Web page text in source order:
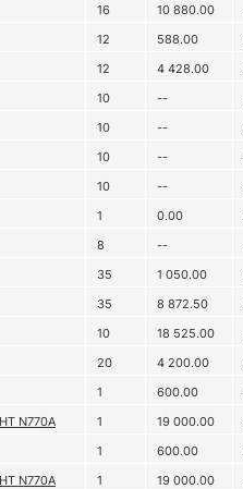
16 10 880.00
12 588.00
12 4 428.00
10 --
10 --
10 --
10 --
1 0.00
8 --
35 1 050.00
35 8 872.50
10 18 525.00
20 4 200.00
1 600.00
N770A 1 19 000.00
1 600.00
N770A 1 19 000.00